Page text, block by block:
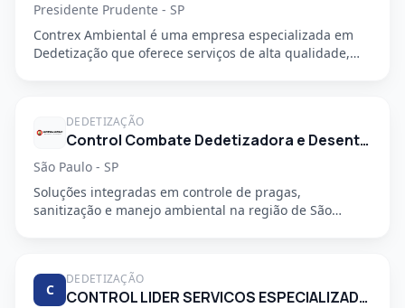
Presidente Prudente - SP
Contrex Ambiental é uma empresa especializada em
Dedetização que oferece serviços de alta qualidade,
DEDETIZAÇÃO
Control Combate Dedetizadora e Desentupidora
São Paulo - SP
Soluções integradas em controle de pragas,
sanitização e manejo ambiental na região de São
C
DEDETIZAÇÃO
CONTROL LIDER SERVICOS ESPECIALIZADOS LTDA